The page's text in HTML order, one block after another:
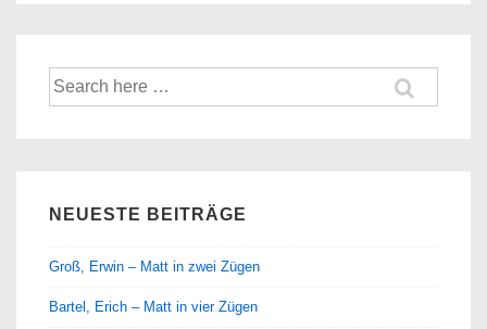
Suche
nach:
NEUESTE BEITRÄGE
Groß, Erwin – Matt in zwei Zügen
Bartel, Erich – Matt in vier Zügen